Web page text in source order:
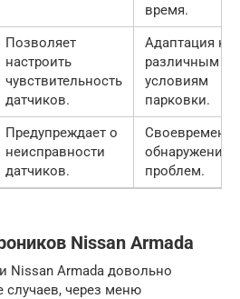
время.
Позволяет
настроить
чувствительность
датчиков.
Адаптация к
различным
условиям
парковки.
Предупреждает о
неисправности
датчиков.
обнаружение
проблем.
Nissan Armada
Nissan Armada довольно
случаев, через меню